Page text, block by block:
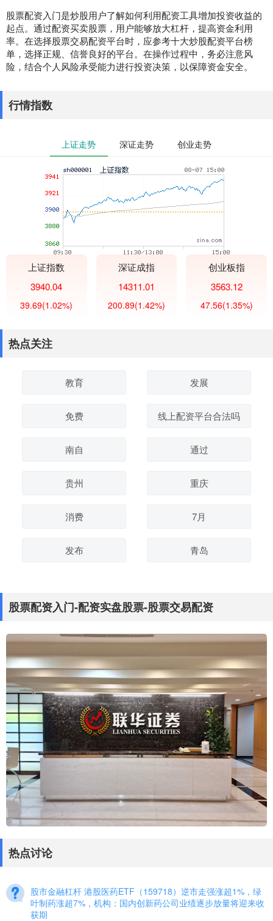
股票配资入门是炒股用户了解如何利用配资工具增加投资收益的
起点。通过配资买卖股票，用户能够放大杠杆，提高资金利用
率。在选择股票交易配资平台时，应参考十大炒股配资平台榜
单，选择正规、信誉良好的平台。在操作过程中，务必注意风
险，结合个人风险承受能力进行投资决策，以保障资金安全。
行情指数
上证走势 深证走势 创业走势
上证指数
3940.04
39.69(1.02%)
深证成指
14311.01
200.89(1.42%)
创业板指
3563.12
47.56(1.35%)
热点关注
教育 发展
免费 线上配资平台合法吗
南自 通过
贵州 重庆
消费 7月
发布 青岛
股票配资入门-配资实盘股票-股票交易配资
热点讨论
股市金融杠杆 港股医药ETF（159718）逆市走强涨超1%，绿
叶制药涨超7%，机构：国内创新药公司业绩逐步放量将迎来收
获期